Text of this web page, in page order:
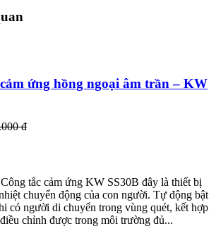
ứng hồng ngoại âm trần – KW
đ
tắc cảm ứng KW SS30B đây là thiết bị
chuyển động của con người. Tự động bật
có người di chuyển trong vùng quét, kết hợp
chỉnh được trong môi trường đủ...